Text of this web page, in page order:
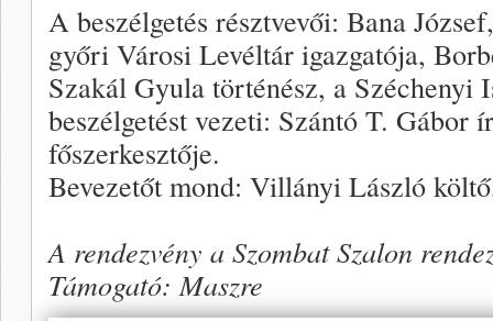
A beszélgetés résztvevői: Bana
győri Városi Levéltár igazgatója,
Szakál Gyula történész, a Széchenyi
beszélgetést vezeti: Szántó T. Gábor
főszerkesztője.
Bevezetőt mond: Villányi László
A rendezvény a Szombat Szalon
Támogató: Maszre